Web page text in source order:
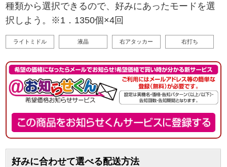
種類から選択できるので、好みにあったモードを選
択しよう。※1．1350個×4回
ライトミドル 液晶 右アタッカー 右打ち
好みに合わせて選べる配送方法